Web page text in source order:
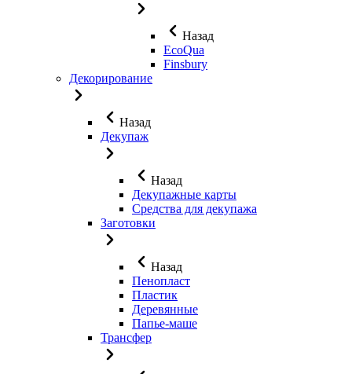
Назад
EcoQua
Finsbury
Декорирование
Назад
Декупаж
Назад
Декупажные карты
Средства для декупажа
Заготовки
Назад
Пенопласт
Пластик
Деревянные
Папье-маше
Трансфер